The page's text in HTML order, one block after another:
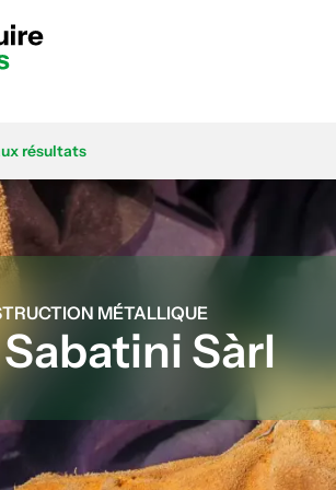
résultats
MÉTALLIQUE
Sabatini Sàrl